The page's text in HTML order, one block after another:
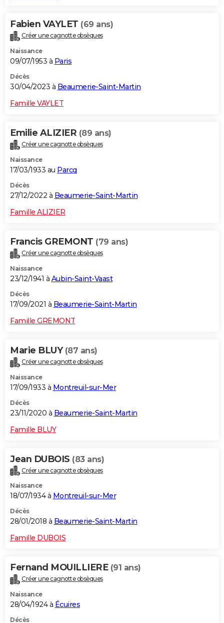
Fabien VAYLET (69 ans)
Créer une cagnotte obsèques
Naissance
09/07/1953 à Paris
Décès
30/04/2023 à Beaumerie-Saint-Martin
Famille VAYLET
Emilie ALIZIER (89 ans)
Créer une cagnotte obsèques
Naissance
17/03/1933 au Parcq
Décès
27/12/2022 à Beaumerie-Saint-Martin
Famille ALIZIER
Francis GREMONT (79 ans)
Créer une cagnotte obsèques
Naissance
23/12/1941 à Aubin-Saint-Vaast
Décès
17/09/2021 à Beaumerie-Saint-Martin
Famille GREMONT
Marie BLUY (87 ans)
Créer une cagnotte obsèques
Naissance
17/09/1933 à Montreuil-sur-Mer
Décès
23/11/2020 à Beaumerie-Saint-Martin
Famille BLUY
Jean DUBOIS (83 ans)
Créer une cagnotte obsèques
Naissance
18/07/1934 à Montreuil-sur-Mer
Décès
28/01/2018 à Beaumerie-Saint-Martin
Famille DUBOIS
Fernand MOUILLIERE (91 ans)
Créer une cagnotte obsèques
Naissance
28/04/1924 à Écuires
Décès